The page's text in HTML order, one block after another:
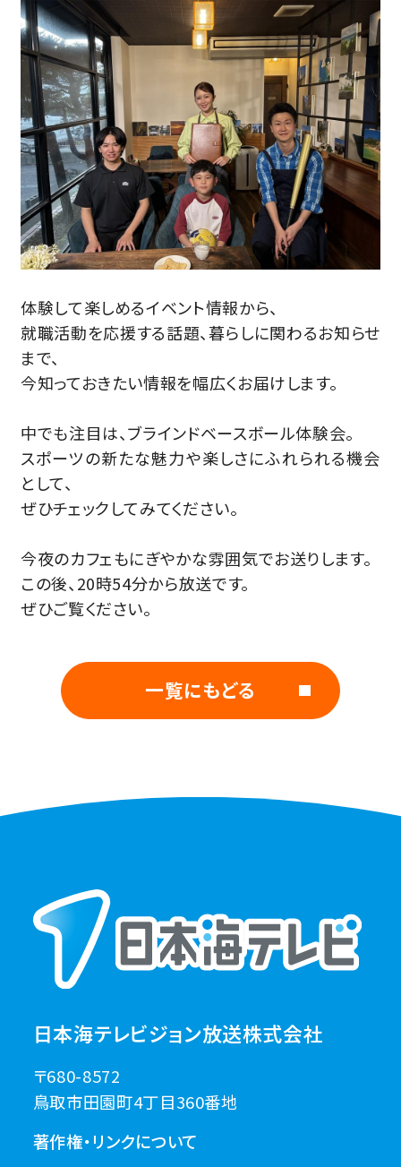
体験して楽しめるイベント情報から、
就職活動を応援する話題、暮らしに関わるお知らせ
まで、
今知っておきたい情報を幅広くお届けします。
中でも注目は、ブラインドベースボール体験会。
スポーツの新たな魅力や楽しさにふれられる機会
として、
ぜひチェックしてみてください。
今夜のカフェもにぎやかな雰囲気でお送りします。
この後、20時54分から放送です。
ぜひご覧ください。
一覧にもどる
日本海テレビジョン放送株式会社
〒680-8572
鳥取市田園町4丁目360番地
著作権・リンクについて